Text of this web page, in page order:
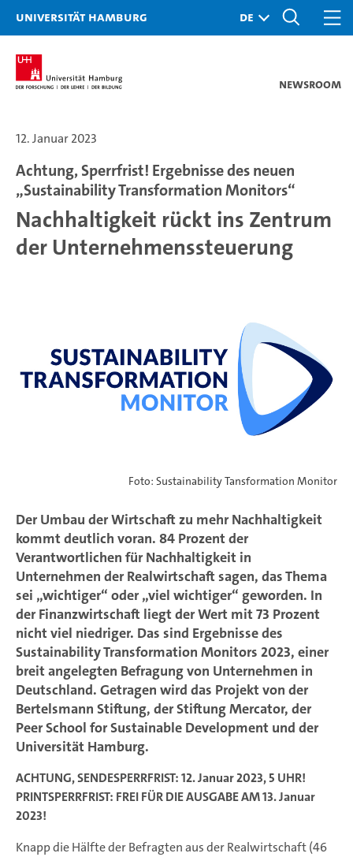
Universität Hamburg
Newsroom
12. Januar 2023
Achtung, Sperrfrist! Ergebnisse des neuen
„Sustainability Transformation Monitors“
Nachhaltigkeit rückt ins Zentrum
der Unternehmenssteuerung
Foto: Sustainability Tansformation Monitor
Der Umbau der Wirtschaft zu mehr Nachhaltigkeit
kommt deutlich voran. 84 Prozent der
Verantwortlichen für Nachhaltigkeit in
Unternehmen der Realwirtschaft sagen, das Thema
sei „wichtiger“ oder „viel wichtiger“ geworden. In
der Finanzwirtschaft liegt der Wert mit 73 Prozent
nicht viel niedriger. Das sind Ergebnisse des
Sustainability Transformation Monitors 2023, einer
breit angelegten Befragung von Unternehmen in
Deutschland. Getragen wird das Projekt von der
Bertelsmann Stiftung, der Stiftung Mercator, der
Peer School for Sustainable Development und der
Universität Hamburg.
ACHTUNG, SENDESPERRFRIST: 12. Januar 2023, 5 UHR!
PRINTSPERRFRIST: FREI FÜR DIE AUSGABE AM 13. Januar
2023!
Knapp die Hälfte der Befragten aus der Realwirtschaft (46